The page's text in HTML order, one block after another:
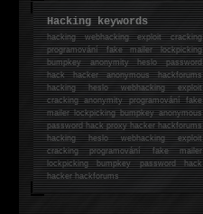
Hacking keywords
hackingwebhacking exploit cracking
programování fake mailer lockpicking
bumpkey anonymity heslo password
hackhacker anonymous hackforums
hackingheslo webhacking exploit
cracking anonymity programování fake
mailer lockpicking bumpkey anonymous
password hack proxy hacker hackforums
hacking heslo webhacking exploit
cracking programování fake mailer
lockpicking bumpkey password hack
hackerhackforums